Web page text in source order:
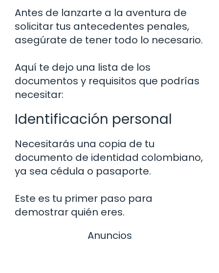
Antes de lanzarte a la aventura de
solicitar tus antecedentes penales,
asegúrate de tener todo lo necesario.
Aquí te dejo una lista de los
documentos y requisitos que podrías
necesitar:
Identificación personal
Necesitarás una copia de tu
documento de identidad colombiano,
ya sea cédula o pasaporte.
Este es tu primer paso para
demostrar quién eres.
Anuncios